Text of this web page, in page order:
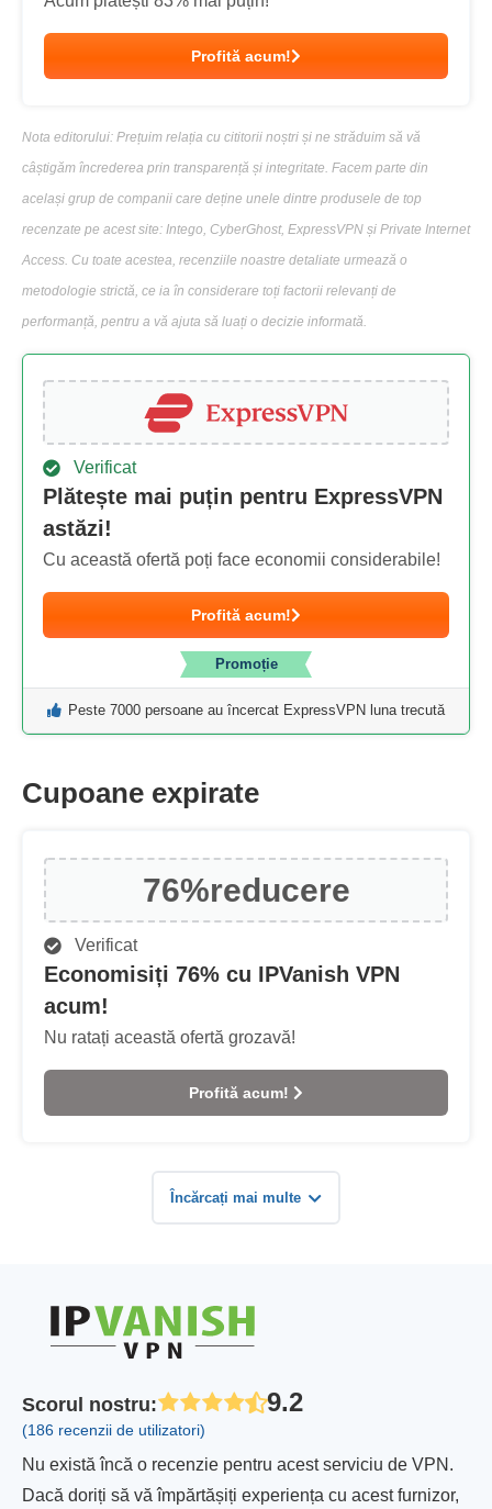
Nota editorului: Prețuim relația cu cititorii noștri și ne străduim să vă
câștigăm încrederea prin transparență și integritate. Facem parte din
același grup de companii care deține unele dintre produsele de top
recenzate pe acest site: Intego, CyberGhost, ExpressVPN și Private Internet
Access. Cu toate acestea, recenziile noastre detaliate urmează o
metodologie strictă, ce ia în considerare toți factorii relevanți de
performanță, pentru a vă ajuta să luați o decizie informată.
Profită acum!
Verificat
Plătește mai puțin pentru ExpressVPN
astăzi!
Cu această ofertă poți face economii considerabile!
Profită acum!
Promoție
Peste 7000 persoane au încercat ExpressVPN luna trecută
Cupoane expirate
76%reducere
Verificat
Economisiți 76% cu IPVanish VPN
acum!
Nu ratați această ofertă grozavă!
Profită acum!
Încărcați mai multe
Scorul nostru: 9.2
(186 recenzii de utilizatori)
Nu există încă o recenzie pentru acest serviciu de VPN.
Dacă doriți să vă împărtășiți experiența cu acest furnizor,